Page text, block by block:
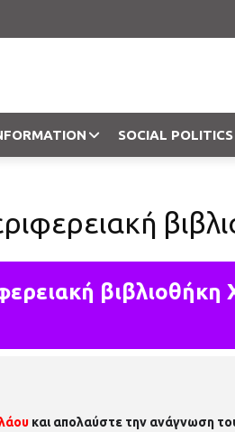
SOCIAL POLITICS
βιβλιοθήκη
και απολαύστε την ανάγνωση